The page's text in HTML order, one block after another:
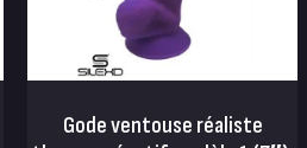
Gode ventouse réaliste